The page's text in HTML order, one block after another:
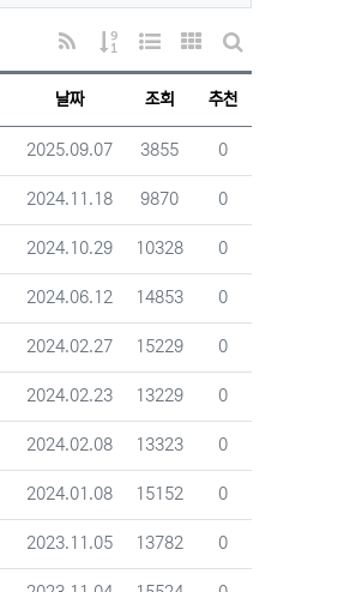
RSS
게시물 정렬
웹진 스타일갤러리 스타일
게시판 검색
날짜 조회 추천
등록일
2025.09.07 조회
3855 추천
0
등록일
2024.11.18 조회
9870 추천
0
등록일
2024.10.29 조회
10328 추천
0
등록일
2024.06.12 조회
14853 추천
0
등록일
2024.02.27 조회
15229 추천
0
등록일
2024.02.23 조회
13229 추천
0
등록일
2024.02.08 조회
13323 추천
0
등록일
2024.01.08 조회
15152 추천
0
등록일
2023.11.05 조회
13782 추천
0